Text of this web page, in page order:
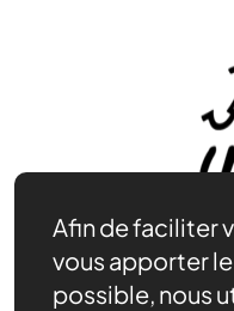
Afin de faciliter
vous apporter
possible, nous